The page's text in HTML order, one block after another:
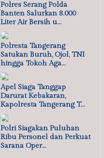
Polres Serang Polda
Banten Salurkan 8.000
Liter Air Bersih u…
Polresta Tangerang
Satukan Buruh, Ojol, TNI
hingga Tokoh Aga…
Apel Siaga Tanggap
Darurat Kebakaran,
Kapolresta Tangerang T…
Polri Siagakan Puluhan
Ribu Personel dan Perkuat
Sarana Oper…